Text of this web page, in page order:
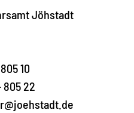
Jöhstadt
10
805 22